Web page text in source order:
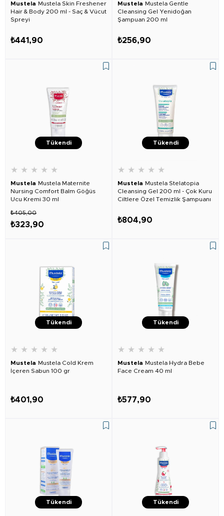
Mustela Mustela Skin Freshener
Hair & Body 200 ml - Saç & Vücut
Spreyi
₺441,90
Mustela Mustela Gentle
Cleansing Gel Yenidoğan
Şampuan 200 ml
₺256,90
Tükendi
★ ★ ★ ★ ★
Mustela Mustela Maternite
Nursing Comfort Balm Göğüs
Ucu Kremi 30 ml
₺323,90
₺405,00
Tükendi
★ ★ ★ ★ ★
Mustela Mustela Stelatopia
Cleansing Gel 200 ml - Çok Kuru
Ciltlere Özel Temizlik Şampuanı
₺804,90
Tükendi
★ ★ ★ ★ ★
Mustela Mustela Cold Krem
İçeren Sabun 100 gr
₺401,90
Tükendi
★ ★ ★ ★ ★
Mustela Mustela Hydra Bebe
Face Cream 40 ml
₺577,90
Tükendi Tükendi